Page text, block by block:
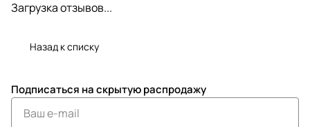
Загрузка отзывов...
Назад к списку
Подписаться на скрытую распродажу